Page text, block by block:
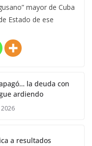
mayor de Cuba
Estado de ese
la deuda con
ardiendo
a resultados